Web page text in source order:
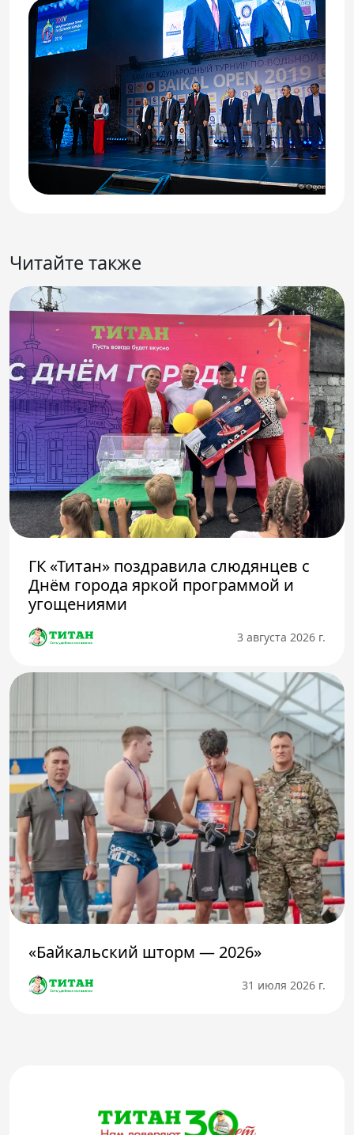
Читайте также
ГК «Титан» поздравила слюдянцев с
Днём города яркой программой и
угощениями
3 августа 2026 г.
«Байкальский шторм — 2026»
31 июля 2026 г.